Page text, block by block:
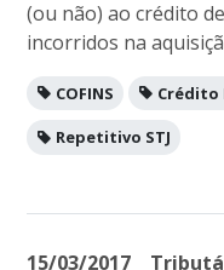
(ou não) ao crédito
incorridos na
COFINS Crédito
Repetitivo STJ
15/03/2017